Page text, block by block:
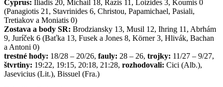
Cyprus: Iliadis 20, Michail 18, Razis 11, Loizides 3, Koumis 0
(Panagiotis 21, Stavrinides 6, Christou, Papamichael, Pasiali,
Tretiakov a Moniatis 0)
Zostava a body SR: Brodziansky 13, Musil 12, Ihring 11, Abrhám
9, Juríček 6 (Baťka 13, Fusek a Jones 8, Körner 3, Hlivák, Bachan
a Antoni 0)
trestné hody: 18/28 – 20/26, fauly: 28 – 26, trojky: 11/27 – 9/27,
štvrtiny: 19:22, 19:15, 20:18, 21:28, rozhodovali: Cici (Alb.),
Jasevicius (Lit.), Bissuel (Fra.)